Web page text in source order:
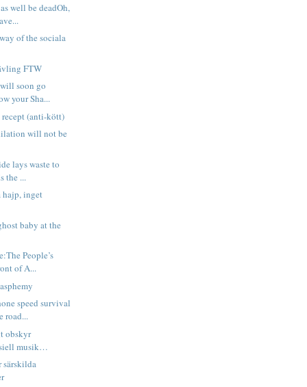
well be deadOh,
of the sociala
FTW
soon go
your Sha...
(anti-kött)
will not be
lays waste to
the ...
inget
baby at the
People’s
of A...
speed survival
road...
obskyr
musik…
särskilda